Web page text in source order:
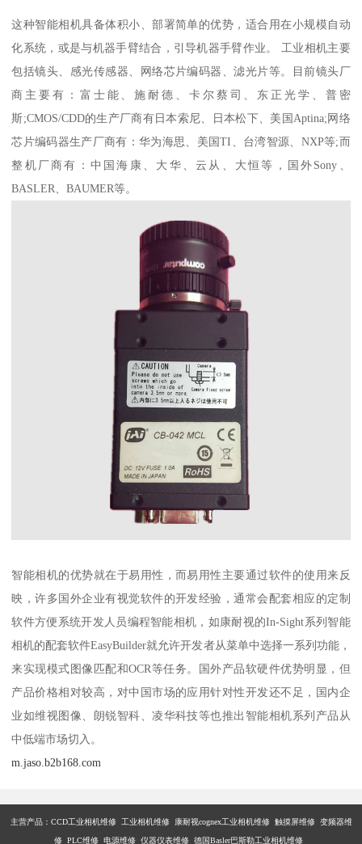
这种智能相机具备体积小、部署简单的优势，适合用在小规模自动
化系统，或是与机器手臂结合，引导机器手臂作业。 工业相机主要
包括镜头、感光传感器、网络芯片编码器、滤光片等。目前镜头厂
商主要有：富士能、施耐德、卡尔蔡司、东正光学、普密
斯;CMOS/CDD的生产厂商有日本索尼、日本松下、美国Aptina;网络
芯片编码器生产厂商有：华为海思、美国TI、台湾智源、NXP等;而
整机厂商有：中国海康、大华、云从、大恒等，国外Sony、
BASLER、BAUMER等。
智能相机的优势就在于易用性，而易用性主要通过软件的使用来反
映，许多国外企业有视觉软件的开发经验，通常会配套相应的定制
软件方便系统开发人员编程智能相机，如康耐视的In-Sight系列智能
相机的配套软件EasyBuilder就允许开发者从菜单中选择一系列功能，
来实现模式图像匹配和OCR等任务。国外产品软硬件优势明显，但
产品价格相对较高，对中国市场的应用针对性开发还不足，国内企
业如维视图像、朗锐智科、凌华科技等也推出智能相机系列产品从
中低端市场切入。
m.jaso.b2b168.com
主营产品： CCD工业相机维修 工业相机维修 康耐视cognex工业相机维修 触摸屏维修 变频器维
修 PLC维修 电源维修 仪器仪表维修 德国Basler巴斯勒工业相机维修